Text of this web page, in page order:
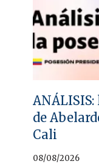
de
Cali
08/08/2026